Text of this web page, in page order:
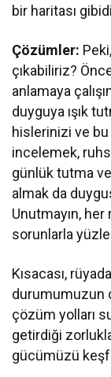
bir haritası
Çözümler:
çıkabiliriz?
anlamaya
duyguya ışık
hislerinizi ve bu
incelemek,
günlük tutma
almak da
Unutmayın, her
sorunlarla
Kısacası,
durumumuzun
çözüm yolları
getirdiği
gücümüzü